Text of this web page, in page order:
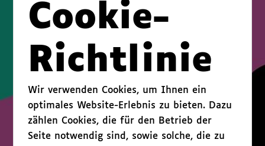
Cookie-
Richtlinie
Wir verwenden Cookies, um Ihnen ein
optimales Website-Erlebnis zu bieten. Dazu
zählen Cookies, die für den Betrieb der
Seite notwendig sind, sowie solche, die zu